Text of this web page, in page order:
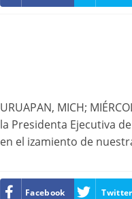
URUAPAN, MICH;
la Presidenta Ejecutiva
en el izamiento de
Facebook Twitter